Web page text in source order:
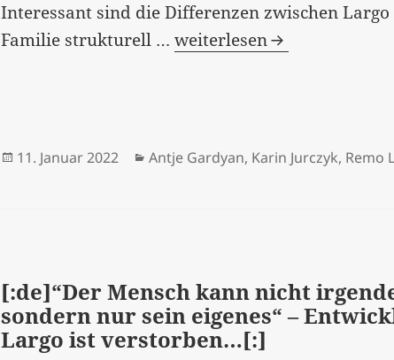
Interessant sind die Differenzen zwischen
Familie strukturell …[:de]“Perfekt
mit
Antje
Gardyan“…
[:]
weiterlesen
Veröffentlicht
11. Januar 2022 Kategorien
Antje Gardyan, Karin Jurczyk, Remo
[:de]“Der Mensch kann nicht
sondern nur sein eigenes“ –
Largo ist verstorben…[:]